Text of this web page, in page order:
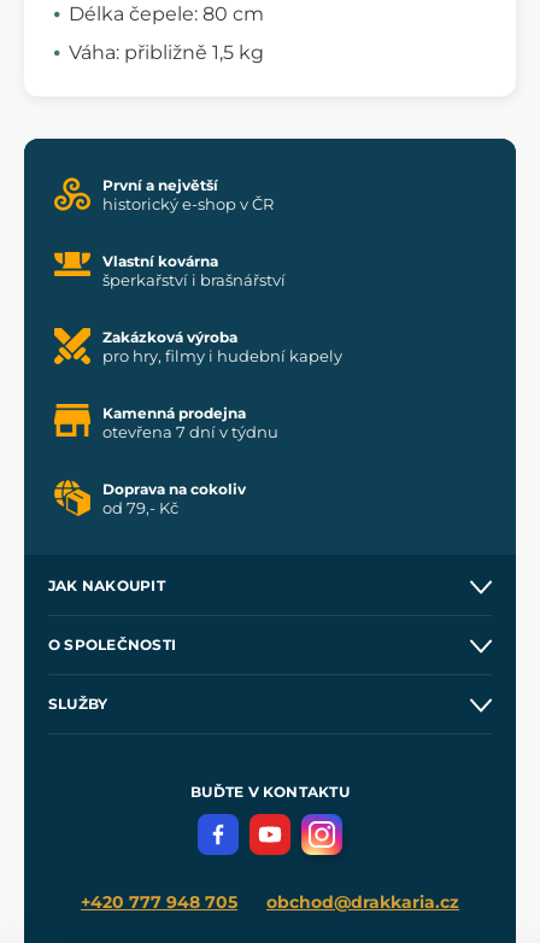
Délka čepele: 80 cm
Váha: přibližně 1,5 kg
První a největší
historický e-shop v ČR
Vlastní kovárna
šperkařství i brašnářství
Zakázková výroba
pro hry, filmy i hudební kapely
Kamenná prodejna
otevřena 7 dní v týdnu
Doprava na cokoliv
od 79,- Kč
JAK NAKOUPIT
Velkoobchod
O SPOLEČNOSTI
SLUŽBY
Meče pro Kingdom Come
BUĎTE V KONTAKTU
+420 777 948 705 obchod@drakkaria.cz